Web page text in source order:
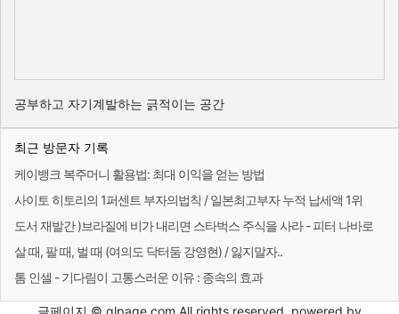
공부하고 자기계발하는 긁적이는 공간
최근 방문자 기록
케이뱅크 복주머니 활용법: 최대 이익을 얻는 방법
사이토 히토리의 1퍼센트 부자의법칙 / 일본최고부자 누적 납세액 1위
도서 재발간 )브라질에 비가 내리면 스타벅스 주식을 사라 - 피터 나바로
살 때, 팔 때, 벌 때 (여의도 닥터둠 강영현) / 잃지말자..
톰 인셀 - 기다림이 고통스러운 이유 : 종속의 효과